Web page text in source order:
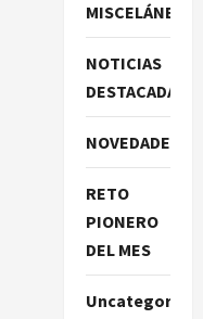
MISCELÁNEA
NOTICIAS
DESTACADAS
NOVEDADES
RETO
PIONERO
DEL MES
Uncategorized